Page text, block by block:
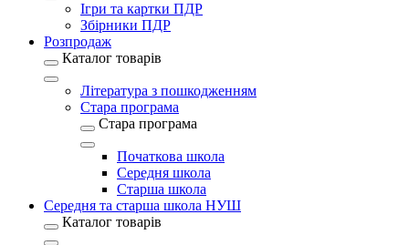
Ігри та картки ПДР
Збірники ПДР
Розпродаж
Каталог товарів
Література з пошкодженням
Стара програма
Стара програма
Початкова школа
Середня школа
Старша школа
Середня та старша школа НУШ
Каталог товарів